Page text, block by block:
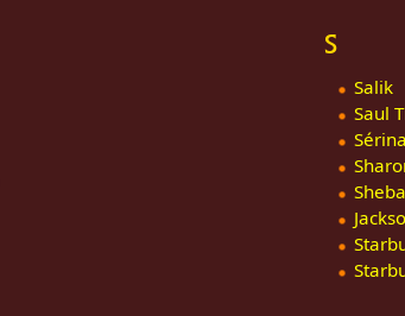
S
Salik
Saul
Sérina
Sheba